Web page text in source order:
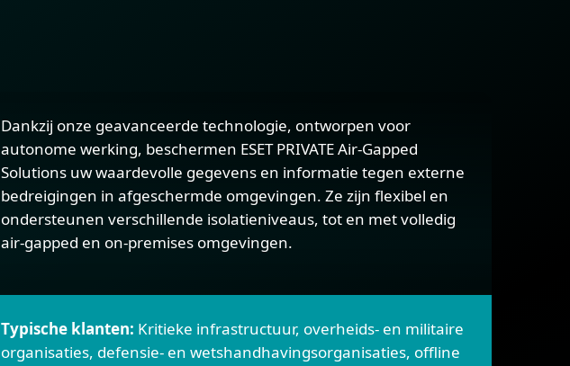
Dankzij onze geavanceerde technologie, ontworpen voor
autonome werking, beschermen ESET PRIVATE Air-Gapped
Solutions uw waardevolle gegevens en informatie tegen externe
bedreigingen in afgeschermde omgevingen. Ze zijn flexibel en
ondersteunen verschillende isolatieniveaus, tot en met volledig
air-gapped en on-premises omgevingen.
Typische klanten: Kritieke infrastructuur, overheids- en militaire
organisaties, defensie- en wetshandhavingsorganisaties, offline